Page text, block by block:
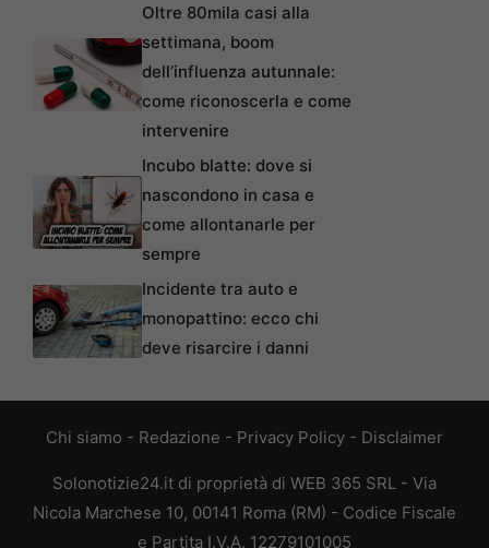
Oltre 80mila casi alla
settimana, boom
dell’influenza autunnale:
come riconoscerla e come
intervenire
Incubo blatte: dove si
nascondono in casa e
come allontanarle per
sempre
Incidente tra auto e
monopattino: ecco chi
deve risarcire i danni
Chi siamo - Redazione - Privacy Policy - Disclaimer
Solonotizie24.it di proprietà di WEB 365 SRL - Via
Nicola Marchese 10, 00141 Roma (RM) - Codice Fiscale
e Partita I.V.A. 12279101005